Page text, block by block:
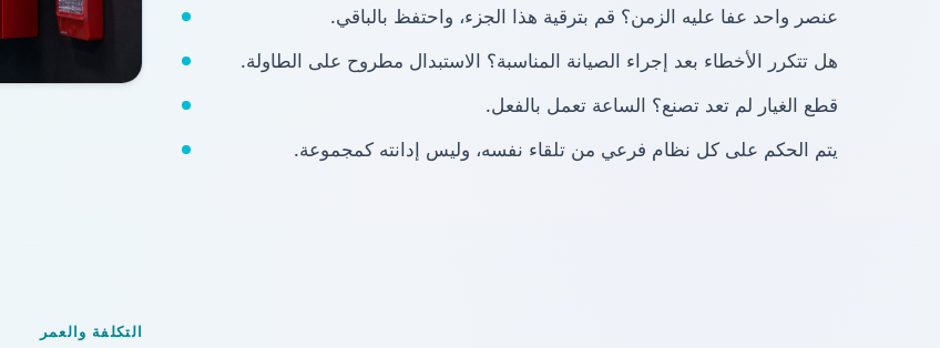
عنصر واحد عفا عليه الزمن؟ قم بترقية هذا الجزء، واحتفظ بالباقي.
هل تتكرر الأخطاء بعد إجراء الصيانة المناسبة؟ الاستبدال مطروح على الطاولة.
قطع الغيار لم تعد تصنع؟ الساعة تعمل بالفعل.
يتم الحكم على كل نظام فرعي من تلقاء نفسه، وليس إدانته كمجموعة.
التكلفة والعمر